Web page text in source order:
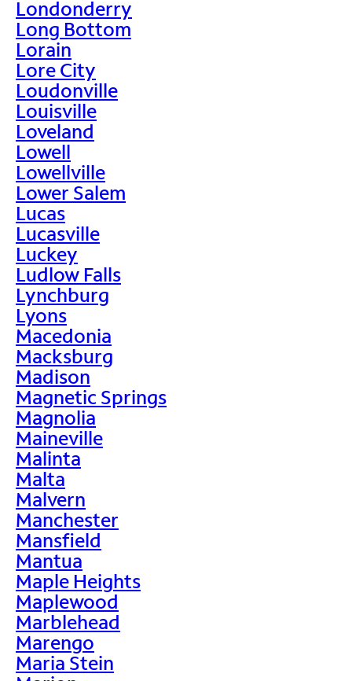
Londonderry
Long Bottom
Lorain
Lore City
Loudonville
Louisville
Loveland
Lowell
Lowellville
Lower Salem
Lucas
Lucasville
Luckey
Ludlow Falls
Lynchburg
Lyons
Macedonia
Macksburg
Madison
Magnetic Springs
Magnolia
Maineville
Malinta
Malta
Malvern
Manchester
Mansfield
Mantua
Maple Heights
Maplewood
Marblehead
Marengo
Maria Stein